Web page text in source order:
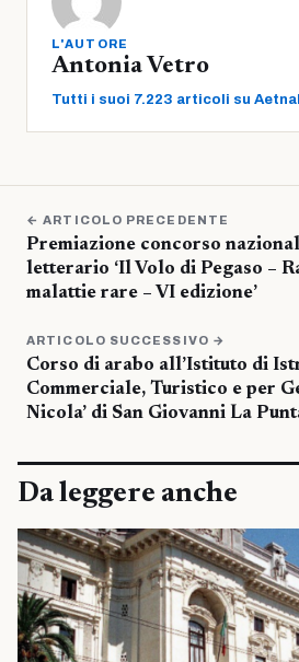
L'AUTORE
Antonia Vetro
Tutti i suoi 7.223 articoli su
← ARTICOLO PRECEDENTE
Premiazione concorso
letterario ‘Il Volo di Pegaso –
malattie rare – VI edizione’
ARTICOLO SUCCESSIVO →
Corso di arabo all’Istituto di
Commerciale, Turistico e per
Nicola’ di San Giovanni La
Da leggere anche